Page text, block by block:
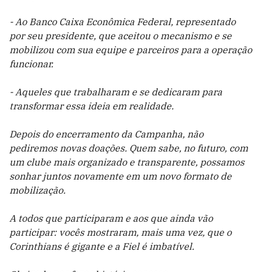
- Ao Banco Caixa Econômica Federal, representado
por seu presidente, que aceitou o mecanismo e se
mobilizou com sua equipe e parceiros para a operação
funcionar.
- Aqueles que trabalharam e se dedicaram para
transformar essa ideia em realidade.
Depois do encerramento da Campanha, não
pediremos novas doações. Quem sabe, no futuro, com
um clube mais organizado e transparente, possamos
sonhar juntos novamente em um novo formato de
mobilização.
A todos que participaram e aos que ainda vão
participar: vocês mostraram, mais uma vez, que o
Corinthians é gigante e a Fiel é imbatível.